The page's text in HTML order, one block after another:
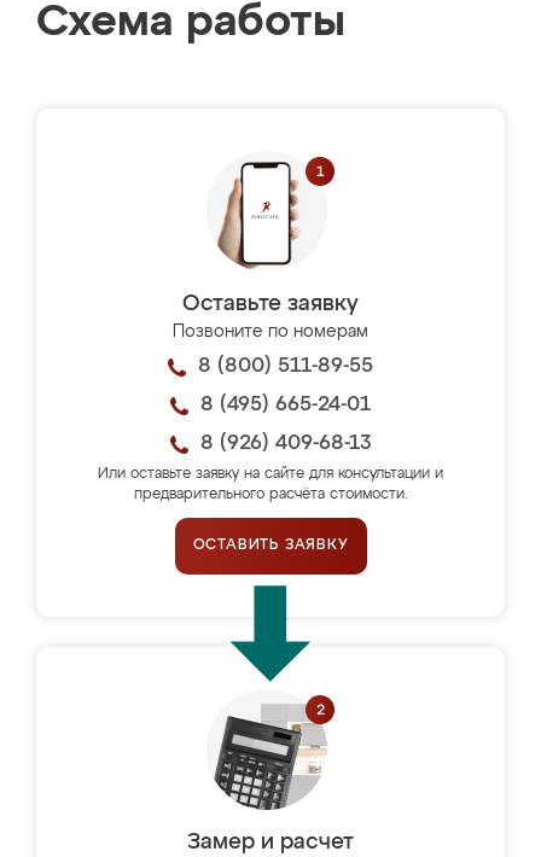
Схема работы
Оставьте заявку
Позвоните по номерам
8 (800) 511-89-55
8 (495) 665-24-01
8 (926) 409-68-13
Или оставьте заявку на сайте для консультации и
предварительного расчёта стоимости.
ОСТАВИТЬ ЗАЯВКУ
Замер и расчет